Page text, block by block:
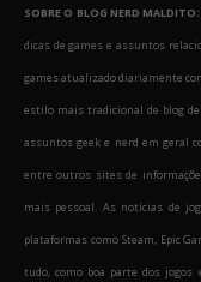
SOBRE O BLOG NERD MALDITO:
dicas de games e assuntos
games atualizado diariamente
estilo mais tradicional de blog
assuntos geek e nerd em geral
entre outros sites de
mais pessoal. As notícias de
plataformas como Steam, Epic
tudo, como boa parte dos